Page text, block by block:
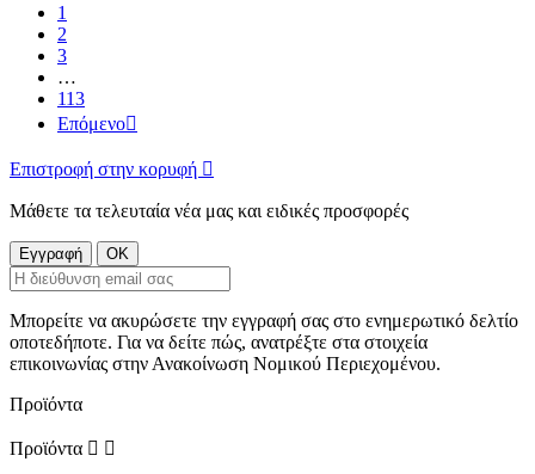
1
2
3
…
113
Επόμενο
Επιστροφή στην κορυφή 
Μάθετε τα τελευταία νέα μας και ειδικές προσφορές
Μπορείτε να ακυρώσετε την εγγραφή σας στο ενημερωτικό δελτίο
οποτεδήποτε. Για να δείτε πώς, ανατρέξτε στα στοιχεία
επικοινωνίας στην Ανακοίνωση Νομικού Περιεχομένου.
Προϊόντα
Προϊόντα  